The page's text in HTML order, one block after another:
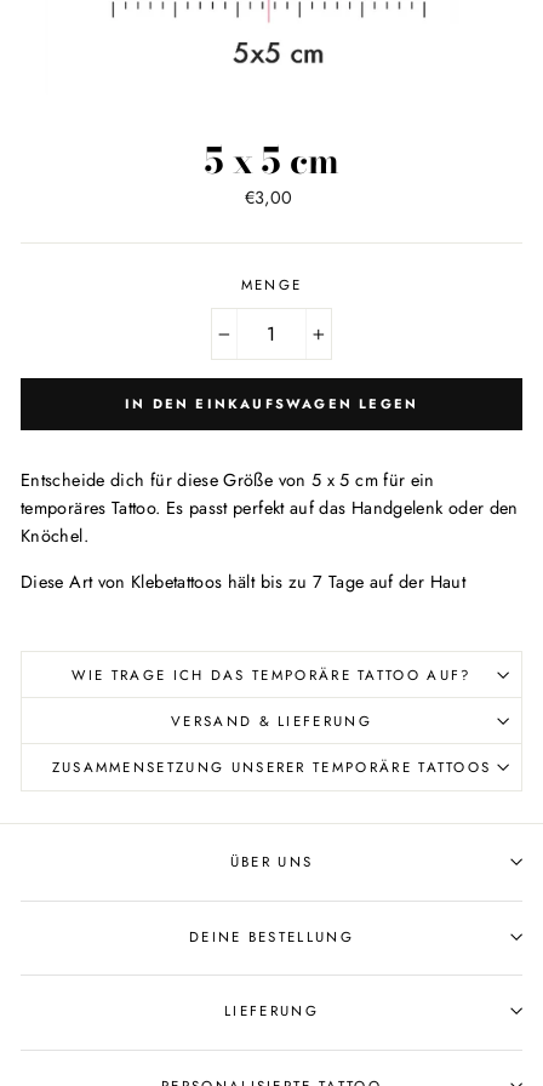
5 x 5 cm
Normaler
€3,00
MENGE
IN DEN EINKAUFSWAGEN LEGEN
Entscheide dich für diese Größe von 5 x 5 cm für ein
temporäres Tattoo. Es passt perfekt auf das Handgelenk oder den
Knöchel.
Diese Art von Klebetattoos hält bis zu 7 Tage auf der Haut
WIE TRAGE ICH DAS TEMPORÄRE TATTOO AUF?
VERSAND & LIEFERUNG
ZUSAMMENSETZUNG UNSERER TEMPORÄRE TATTOOS
ÜBER UNS
DEINE BESTELLUNG
LIEFERUNG